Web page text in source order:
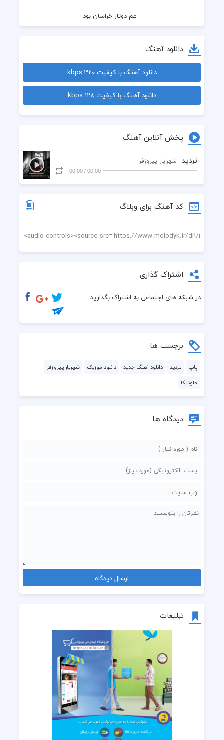
تبلیغات
  غمِ دوتارِ خراسان بود
  دو خنده در غمِ پنهان بود
  اگر چه در پس تردیدم
  که شعر سخت من آسان بود
  که قبل قافیه در ذهنم
  تویی تو نقش جهان منی
  دلیلِ ترکِ خراسان شد
دانلود آهنگ
دانلود آهنگ با کیفیت 320 kbps
دانلود آهنگ با کیفیت 128 kbps
پخش آنلاین آهنگ
تردید - شهریار پیروزفر
00:00
/
00:00
کد آهنگ برای وبلاگ
اشتراک گذاری
در شبکه های اجتماعی به اشتراک بگذارید
برچسب ها
پاپ تردید دانلود آهنگ جدید دانلود موزیک
شهریار پیروزفر
ملودیکا
دیدگاه ها